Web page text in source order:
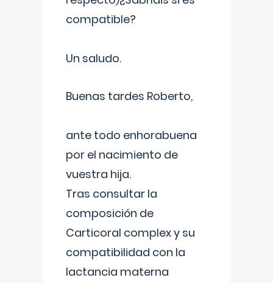
compatible?
Un saludo.
Buenas tardes Roberto,
ante todo enhorabuena
por el nacimiento de
vuestra hija.
Tras consultar la
composición de
Carticoral complex y su
compatibilidad con la
lactancia materna